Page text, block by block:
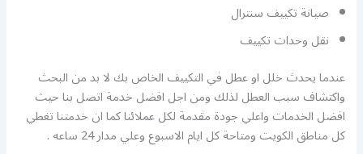
صيانة تكييف سنترال
نقل وحدات تكييف
عندما يحدث خلل او عطل في التكييف الخاص بك لا بد من البحث
واكتشاف سبب العطل لذلك ومن اجل افضل خدمة اتصل بنا حيث
افضل الخدمات واعلي جودة مقدمة لكل عملائنا كما ان خدمتنا تغطي
كل مناطق الكويت ومتاحة كل ايام الاسبوع وعلي مدار 24 ساعه .